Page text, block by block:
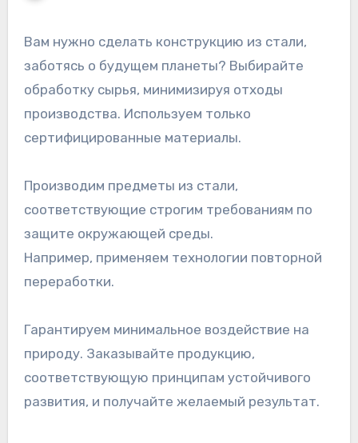
Вам нужно сделать конструкцию из стали,
заботясь о будущем планеты? Выбирайте
обработку сырья, минимизируя отходы
производства. Используем только
сертифицированные материалы.
Производим предметы из стали,
соответствующие строгим требованиям по
защите окружающей среды.
Например, применяем технологии повторной
переработки.
Гарантируем минимальное воздействие на
природу. Заказывайте продукцию,
соответствующую принципам устойчивого
развития, и получайте желаемый результат.